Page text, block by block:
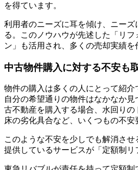
を得ています。
利用者のニーズに耳を傾け、ニー
る。このノウハウが先述した「リフ
ン」も活用され、多くの売却実績を
中古物件購入に対する不安も
物件の購入は多くの人にとって紹介
自分の希望通りの物件はなかなか
古不動産を購入する場合、水回りの
床の劣化具合など、いくつもの不安
このような不安を少しでも解消さ
提供しているサービスが「定額制リ